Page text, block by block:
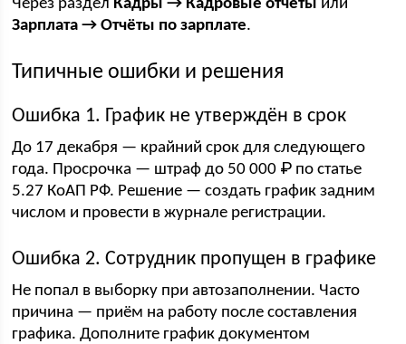
Через раздел Кадры → Кадровые отчёты или
Зарплата → Отчёты по зарплате.
Типичные ошибки и решения
Ошибка 1. График не утверждён в срок
До 17 декабря — крайний срок для следующего
года. Просрочка — штраф до 50 000 ₽ по статье
5.27 КоАП РФ. Решение — создать график задним
числом и провести в журнале регистрации.
Ошибка 2. Сотрудник пропущен в графике
Не попал в выборку при автозаполнении. Часто
причина — приём на работу после составления
графика. Дополните график документом